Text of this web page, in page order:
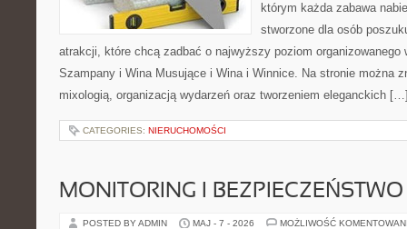
którym każda zabawa
stworzone dla osób
atrakcji, które chcą zadbać o najwyższy poziom organizowanego
Szampany i Wina Musujące i Wina i Winnice. Na stronie można
mixologią, organizacją wydarzeń oraz tworzeniem eleganckich
CATEGORIES: NIERUCHOMOŚCI
MONITORING I
POSTED BY ADMIN MAJ - 7 - 2026 MOŻLIWOŚĆ